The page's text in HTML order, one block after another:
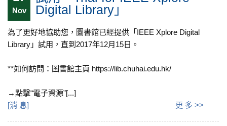
Nov
Digital Library」
為了更好地協助您，圖書館已經提供「IEEE Xplore Digital
Library」試用，直到2017年12月15日。
**如何訪問：圖書館主頁 https://lib.chuhai.edu.hk/
→點擊“電子資源”[...]
[消 息] 更 多 >>